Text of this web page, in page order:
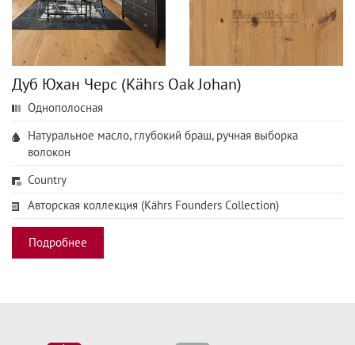
Дуб Юхан Черс (Kährs Oak Johan)
Однополосная
Натуральное масло, глубокий браш, ручная выборка
волокон
Country
Авторская коллекция (Kährs Founders Collection)
Подробнее